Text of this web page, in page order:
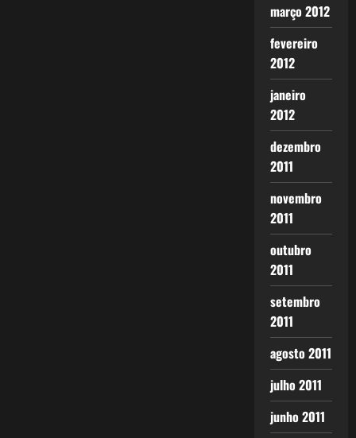
março 2012
fevereiro
2012
janeiro
2012
dezembro
2011
novembro
2011
outubro
2011
setembro
2011
agosto 2011
julho 2011
junho 2011